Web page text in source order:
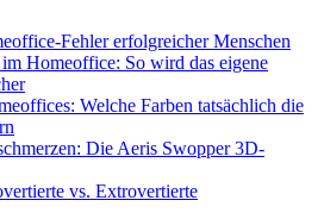
Fehler erfolgreicher Menschen
Homeoffice: So wird das eigene
Welche Farben tatsächlich die
Die Aeris Swopper 3D-
vs. Extrovertierte